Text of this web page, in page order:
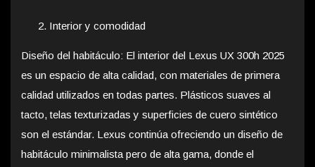
Interior y comodidad
Diseño del habitáculo: El interior del Lexus UX 300h 2025
es un espacio de alta calidad, con materiales de primera
calidad utilizados en todas partes. Plásticos suaves al
tacto, telas texturizadas y superficies de cuero sintético
son el estándar. Lexus continúa ofreciendo un diseño de
habitáculo minimalista pero de alta gama, donde el